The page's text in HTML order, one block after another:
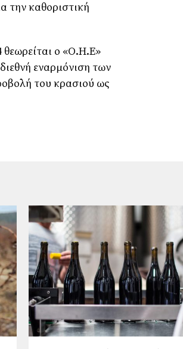
την καθοριστική
θεωρείται ο «Ο.Η.Ε»
εναρμόνιση των
του κρασιού ως